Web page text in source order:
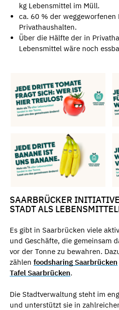
kg Lebensmittel im Müll.
ca. 60 % der
Privathaushalten.
Über die Hälfte der in
Lebensmittel wäre noch
SAARBRÜCKER
STADT ALS
Es gibt in Saarbrücken viele
und Geschäfte, die gemeinsam
vor der Tonne zu bewahren.
zählen foodsharing Saarbrücken
Tafel Saarbrücken.
Die Stadtverwaltung steht im
und unterstützt sie in